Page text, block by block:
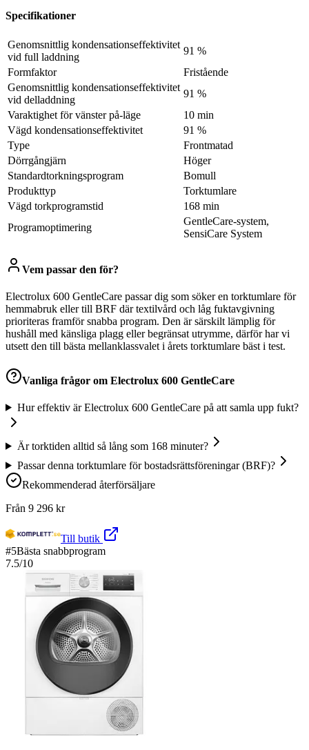
Specifikationer
Genomsnittlig kondensationseffektivitet
vid full laddning
91 %
Formfaktor
Fristående
Genomsnittlig kondensationseffektivitet
vid delladdning
91 %
Varaktighet för vänster på-läge
10 min
Vägd kondensationseffektivitet
91 %
Type
Frontmatad
Dörrgångjärn
Höger
Standardtorkningsprogram
Bomull
Produkttyp
Torktumlare
Vägd torkprogramstid
168 min
Programoptimering
GentleCare-system,
SensiCare System
Vem passar den för?
Electrolux 600 GentleCare passar dig som söker en torktumlare för
hemmabruk eller till BRF där textilvård och låg fuktavgivning
prioriteras framför snabba program. Den är särskilt lämplig för
hushåll med känsliga plagg eller begränsat utrymme, därför har vi
utsett den till bästa mellanklassvalet i årets torktumlare bäst i test.
Vanliga frågor om Electrolux 600 GentleCare
Hur effektiv är Electrolux 600 GentleCare på att samla upp fukt?
Är torktiden alltid så lång som 168 minuter?
Passar denna torktumlare för bostadsrättsföreningar (BRF)?
Rekommenderad återförsäljare
Från 9 296 kr
Till butik
#5Bästa snabbprogram
7.5/10